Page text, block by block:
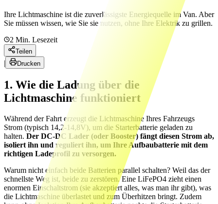
Ihre Lichtmaschine ist die zuverlässigste Energiequelle im Van. Aber
Sie müssen wissen, wie Sie sie nutzen, ohne Ihre Elektrik zu grillen.
2 Min. Lesezeit
Teilen
| Drucken
1. Wie die Ladung über die
Lichtmaschine funktioniert
Während der Fahrt erzeugt die Lichtmaschine Ihres Fahrzeugs
Strom (typisch 14,2-14,8V), um die Starterbatterie geladen zu
halten. Der DC-DC Lader (oder Booster) fängt diesen Strom ab,
isoliert ihn und reguliert ihn, um Ihre Aufbaubatterie mit dem
richtigen Ladeprofil zu versorgen.
Warum nicht einfach beide Batterien parallel schalten? Weil das der
schnellste Weg ist, beide zu zerstören. Eine LiFePO4 zieht einen
enormen Einschaltstrom (sie akzeptiert alles, was man ihr gibt), was
die Lichtmaschine überlastet und zum Überhitzen bringt. Zudem